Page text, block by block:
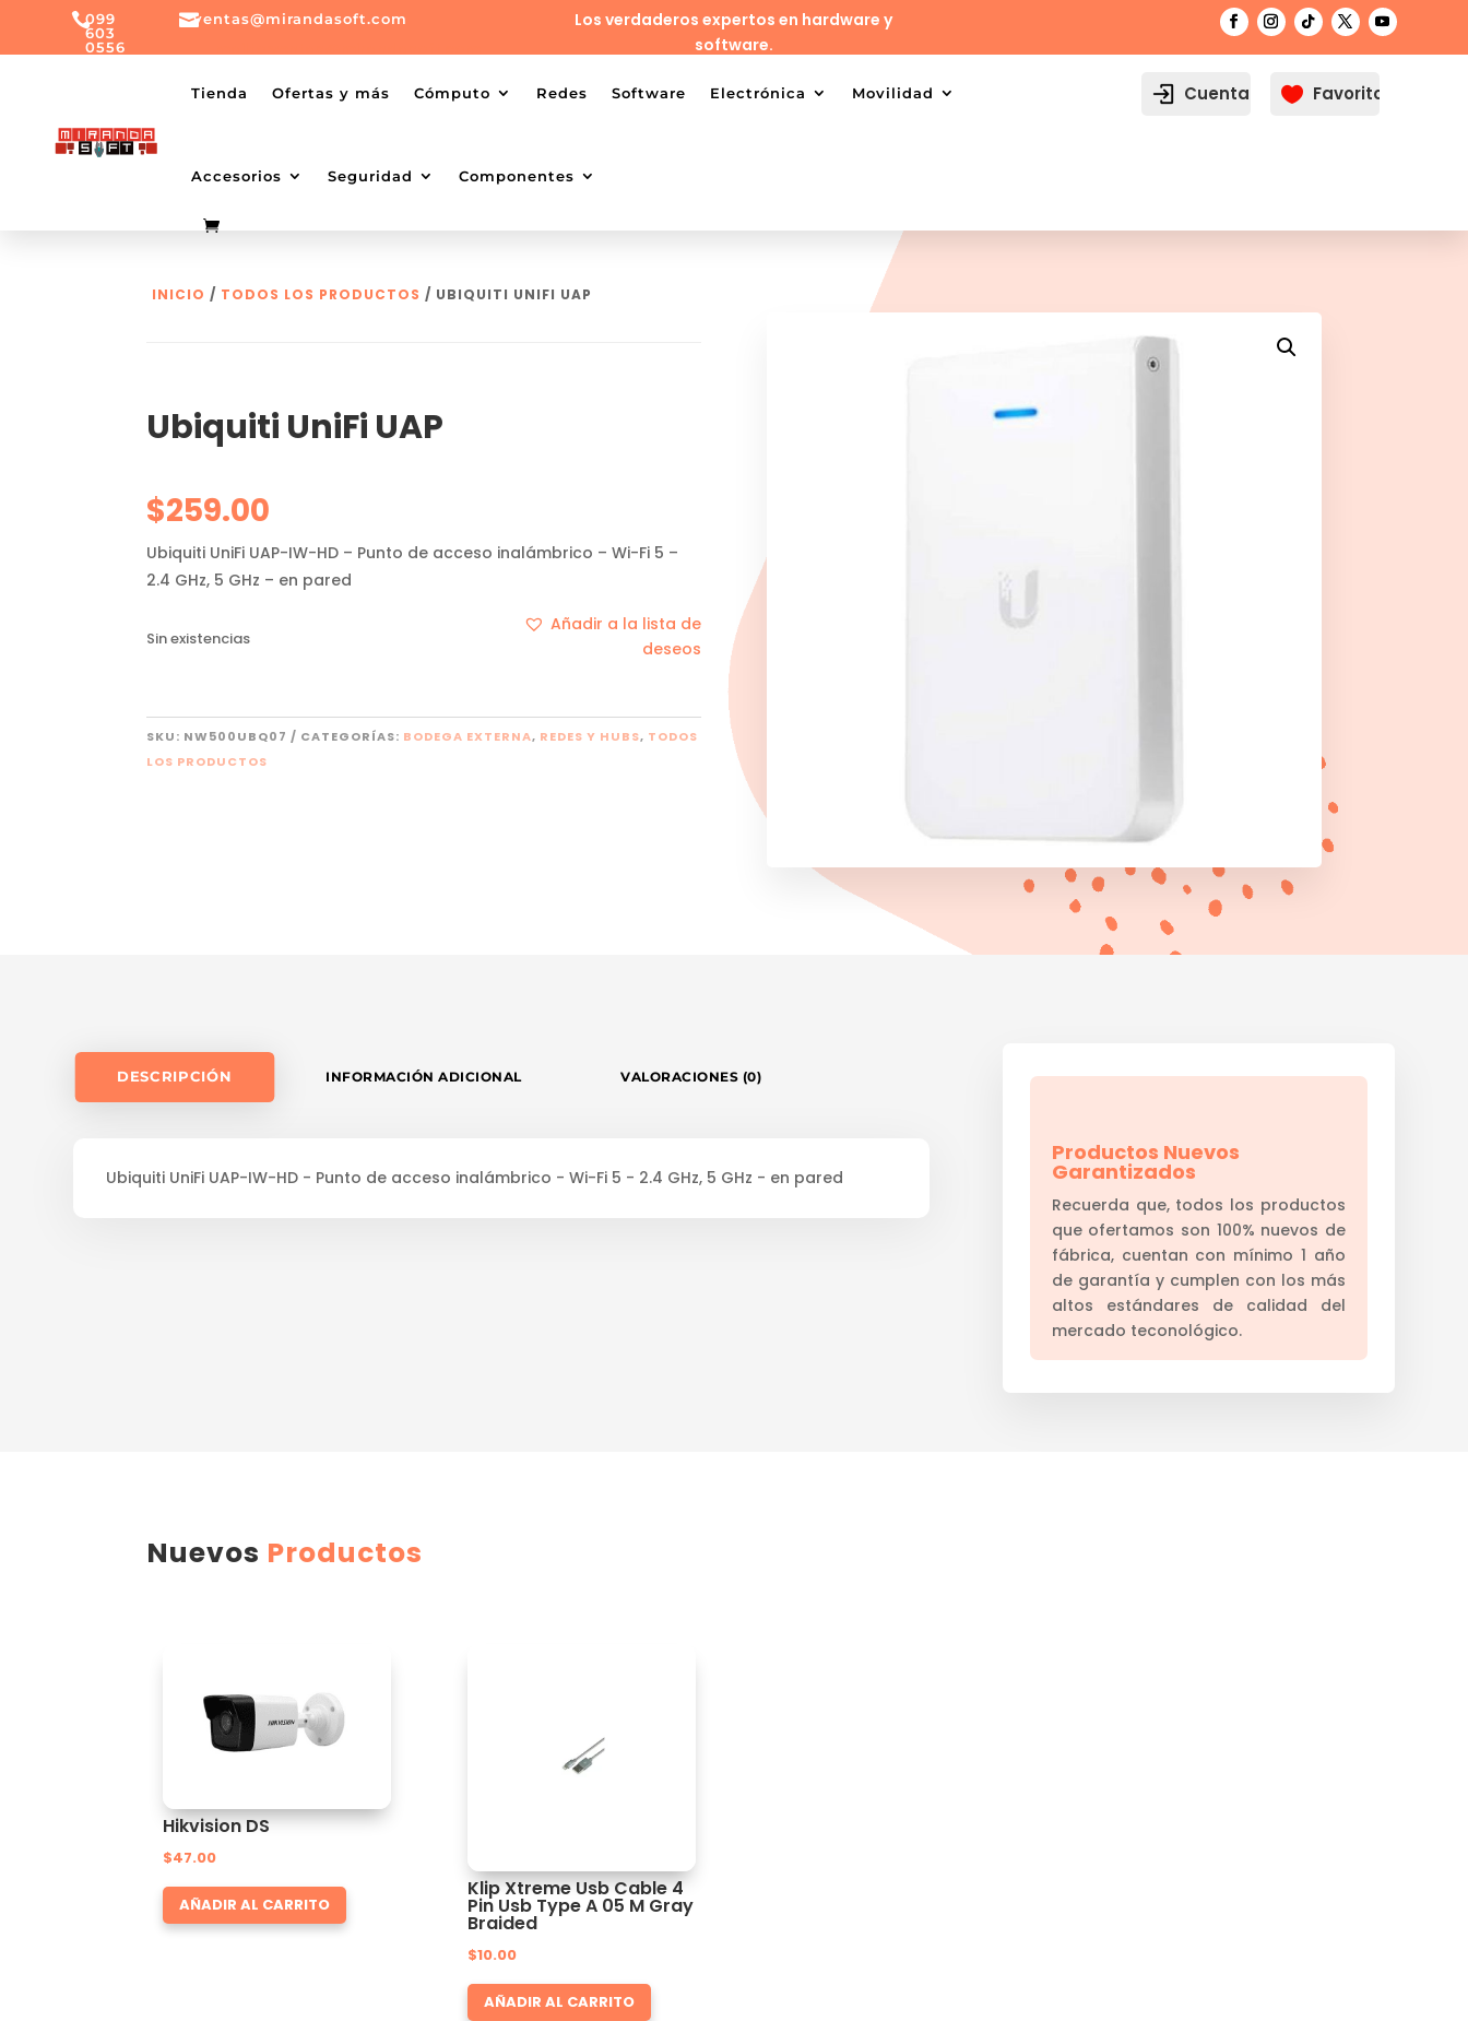
099
603
0556
0556
ventas@mirandasoft.com
mailto:ventas@mirandasoft.com
Los verdaderos expertos en hardware y
software.
Tienda Ofertas y más Cómputo Redes Software Electrónica Movilidad
Accesorios Seguridad Componentes
Cuenta  Favoritos
INICIO / TODOS LOS PRODUCTOS / UBIQUITI UNIFI UAP
Ubiquiti UniFi UAP
$259.00
Ubiquiti UniFi UAP-IW-HD – Punto de acceso inalámbrico – Wi-Fi 5 –
2.4 GHz, 5 GHz – en pared
Sin existencias
Añadir a la lista de
deseos
SKU: NW500UBQ07 CATEGORÍAS: BODEGA EXTERNA, REDES Y HUBS, TODOS
LOS PRODUCTOS
DESCRIPCIÓN INFORMACIÓN ADICIONAL VALORACIONES (0)
Ubiquiti UniFi UAP-IW-HD - Punto de acceso inalámbrico - Wi-Fi 5 - 2.4 GHz, 5 GHz - en pared
Productos Nuevos
Garantizados
Recuerda que, todos los productos
que ofertamos son 100% nuevos de
fábrica, cuentan con mínimo 1 año
de garantía y cumplen con los más
altos estándares de calidad del
mercado teconológico.
Nuevos Productos
Hikvision DS
$47.00
AÑADIR AL CARRITO
Klip Xtreme Usb Cable 4
Pin Usb Type A 05 M Gray
Braided
$10.00
AÑADIR AL CARRITO